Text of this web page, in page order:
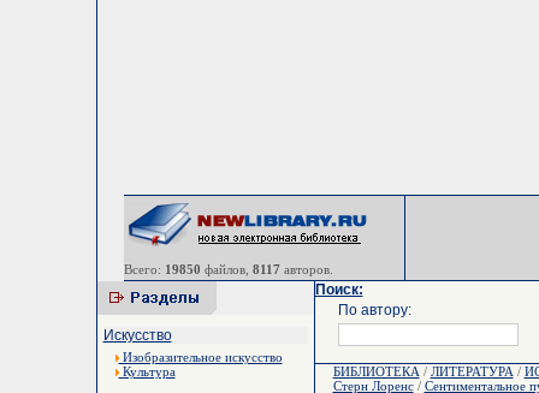
Всего: 19850 файлов, 8117 авторов.
Искусство
Изобразительное искусство
Культура
Поиск:
По автору:
БИБЛИОТЕКА / ЛИТЕРАТУРА /
Стерн Лоренс/ Сентиментальное